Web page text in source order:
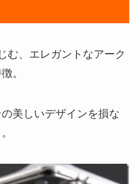
む、エレガントなアーク
。
美しいデザインを損な